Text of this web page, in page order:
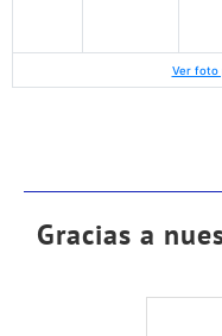
Ver foto
Gracias a